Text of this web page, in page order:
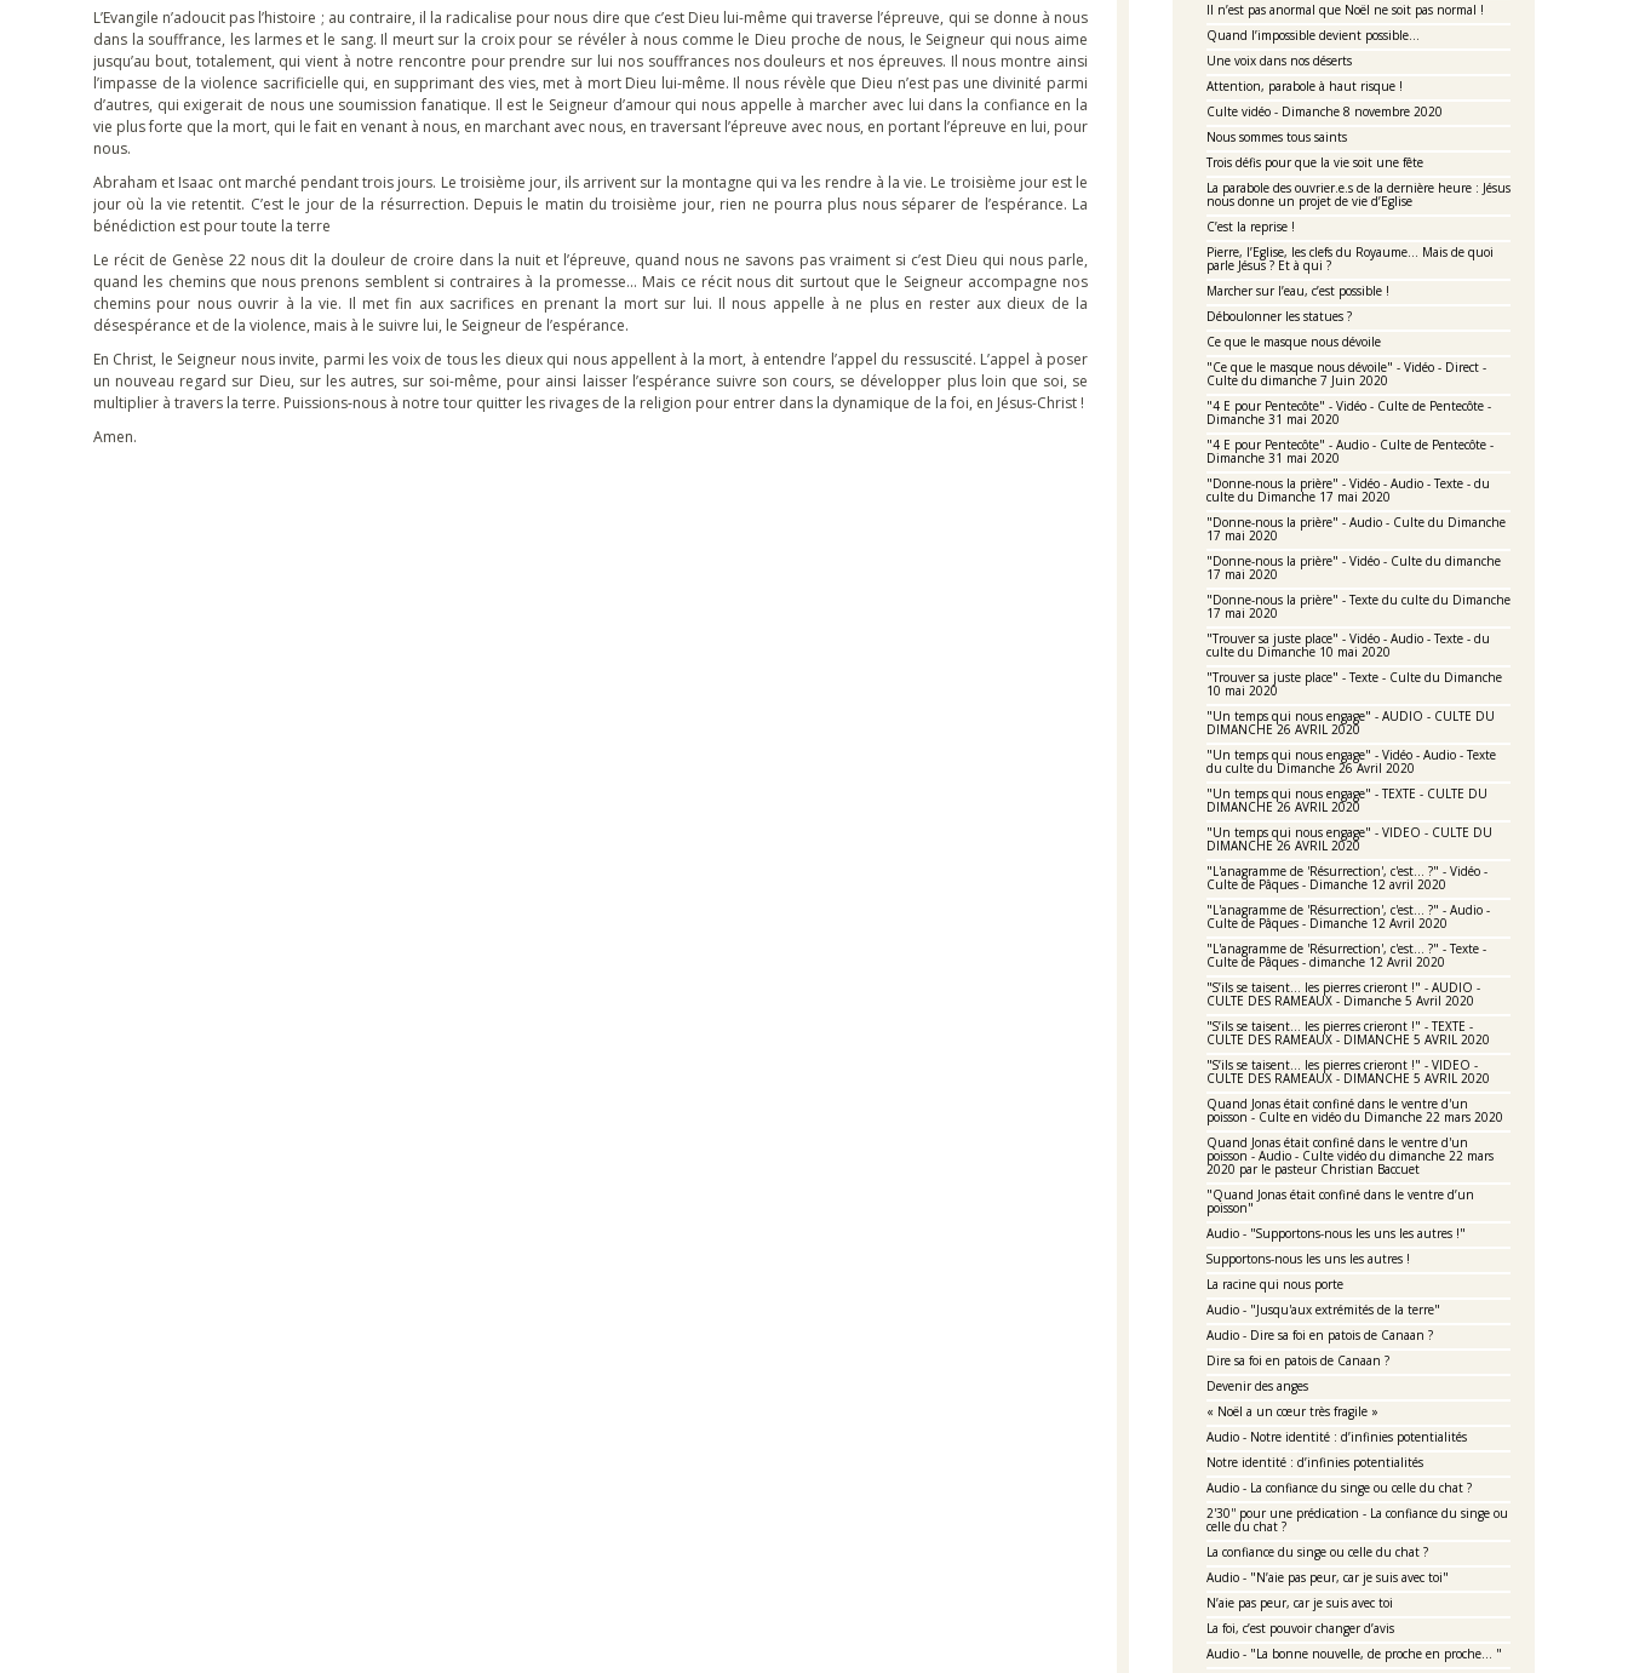
Il n’est pas anormal que Noël ne soit pas normal !
Quand l’impossible devient possible…
Une voix dans nos déserts
Attention, parabole à haut risque !
Culte vidéo - Dimanche 8 novembre 2020
Nous sommes tous saints
Trois défis pour que la vie soit une fête
La parabole des ouvrier.e.s de la dernière heure : Jésus
nous donne un projet de vie d’Eglise
C’est la reprise !
Pierre, l’Eglise, les clefs du Royaume… Mais de quoi
parle Jésus ? Et à qui ?
Marcher sur l’eau, c’est possible !
Déboulonner les statues ?
Ce que le masque nous dévoile
"Ce que le masque nous dévoile" - Vidéo - Direct -
Culte du dimanche 7 Juin 2020
"4 E pour Pentecôte" - Vidéo - Culte de Pentecôte -
Dimanche 31 mai 2020
"4 E pour Pentecôte" - Audio - Culte de Pentecôte -
Dimanche 31 mai 2020
"Donne-nous la prière" - Vidéo - Audio - Texte - du
culte du Dimanche 17 mai 2020
"Donne-nous la prière" - Audio - Culte du Dimanche
17 mai 2020
"Donne-nous la prière" - Vidéo - Culte du dimanche
17 mai 2020
"Donne-nous la prière" - Texte du culte du Dimanche
17 mai 2020
"Trouver sa juste place" - Vidéo - Audio - Texte - du
culte du Dimanche 10 mai 2020
"Trouver sa juste place" - Texte - Culte du Dimanche
10 mai 2020
"Un temps qui nous engage" - AUDIO - CULTE DU
DIMANCHE 26 AVRIL 2020
"Un temps qui nous engage" - Vidéo - Audio - Texte
du culte du Dimanche 26 Avril 2020
"Un temps qui nous engage" - TEXTE - CULTE DU
DIMANCHE 26 AVRIL 2020
"Un temps qui nous engage" - VIDEO - CULTE DU
DIMANCHE 26 AVRIL 2020
"L'anagramme de 'Résurrection', c'est... ?" - Vidéo -
Culte de Pâques - Dimanche 12 avril 2020
"L'anagramme de 'Résurrection', c'est... ?" - Audio -
Culte de Pâques - Dimanche 12 Avril 2020
"L'anagramme de 'Résurrection', c'est... ?" - Texte -
Culte de Pâques - dimanche 12 Avril 2020
"S’ils se taisent… les pierres crieront !" - AUDIO -
CULTE DES RAMEAUX - Dimanche 5 Avril 2020
"S’ils se taisent… les pierres crieront !" - TEXTE -
CULTE DES RAMEAUX - DIMANCHE 5 AVRIL 2020
"S’ils se taisent… les pierres crieront !" - VIDEO -
CULTE DES RAMEAUX - DIMANCHE 5 AVRIL 2020
Quand Jonas était confiné dans le ventre d'un
poisson - Culte en vidéo du Dimanche 22 mars 2020
Quand Jonas était confiné dans le ventre d'un
poisson - Audio - Culte vidéo du dimanche 22 mars
2020 par le pasteur Christian Baccuet
"Quand Jonas était confiné dans le ventre d’un
poisson"
Audio - "Supportons-nous les uns les autres !"
Supportons-nous les uns les autres !
La racine qui nous porte
Audio - "Jusqu'aux extrémités de la terre"
Audio - Dire sa foi en patois de Canaan ?
Dire sa foi en patois de Canaan ?
Devenir des anges
« Noël a un cœur très fragile »
Audio - Notre identité : d’infinies potentialités
Notre identité : d’infinies potentialités
Audio - La confiance du singe ou celle du chat ?
2'30'' pour une prédication - La confiance du singe ou
celle du chat ?
La confiance du singe ou celle du chat ?
Audio - "N’aie pas peur, car je suis avec toi"
N’aie pas peur, car je suis avec toi
La foi, c’est pouvoir changer d’avis
Audio - "La bonne nouvelle, de proche en proche… "
L’Evangile n’adoucit pas l’histoire ; au contraire, il la radicalise pour nous dire que c’est Dieu lui-même qui traverse l’épreuve, qui se donne à nous
dans la souffrance, les larmes et le sang. Il meurt sur la croix pour se révéler à nous comme le Dieu proche de nous, le Seigneur qui nous aime
jusqu’au bout, totalement, qui vient à notre rencontre pour prendre sur lui nos souffrances nos douleurs et nos épreuves. Il nous montre ainsi
l’impasse de la violence sacrificielle qui, en supprimant des vies, met à mort Dieu lui-même. Il nous révèle que Dieu n’est pas une divinité parmi
d’autres, qui exigerait de nous une soumission fanatique. Il est le Seigneur d’amour qui nous appelle à marcher avec lui dans la confiance en la
vie plus forte que la mort, qui le fait en venant à nous, en marchant avec nous, en traversant l’épreuve avec nous, en portant l’épreuve en lui, pour
nous.
Abraham et Isaac ont marché pendant trois jours. Le troisième jour, ils arrivent sur la montagne qui va les rendre à la vie. Le troisième jour est le
jour où la vie retentit. C’est le jour de la résurrection. Depuis le matin du troisième jour, rien ne pourra plus nous séparer de l’espérance. La
bénédiction est pour toute la terre
Le récit de Genèse 22 nous dit la douleur de croire dans la nuit et l’épreuve, quand nous ne savons pas vraiment si c’est Dieu qui nous parle,
quand les chemins que nous prenons semblent si contraires à la promesse… Mais ce récit nous dit surtout que le Seigneur accompagne nos
chemins pour nous ouvrir à la vie. Il met fin aux sacrifices en prenant la mort sur lui. Il nous appelle à ne plus en rester aux dieux de la
désespérance et de la violence, mais à le suivre lui, le Seigneur de l’espérance.
En Christ, le Seigneur nous invite, parmi les voix de tous les dieux qui nous appellent à la mort, à entendre l’appel du ressuscité. L’appel à poser
un nouveau regard sur Dieu, sur les autres, sur soi-même, pour ainsi laisser l’espérance suivre son cours, se développer plus loin que soi, se
multiplier à travers la terre. Puissions-nous à notre tour quitter les rivages de la religion pour entrer dans la dynamique de la foi, en Jésus-Christ !
Amen.